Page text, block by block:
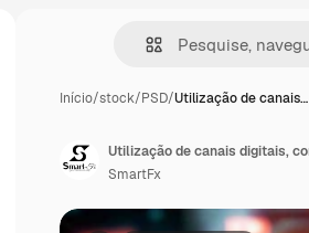
Início/stock/PSD/Utilização de canais…
SmartFx